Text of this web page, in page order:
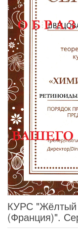
КУРС "Жёлтый
(Франция)".